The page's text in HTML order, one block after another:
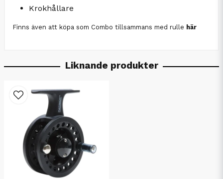
Krokhållare
Finns även att köpa som Combo tillsammans med rulle här
Liknande produkter